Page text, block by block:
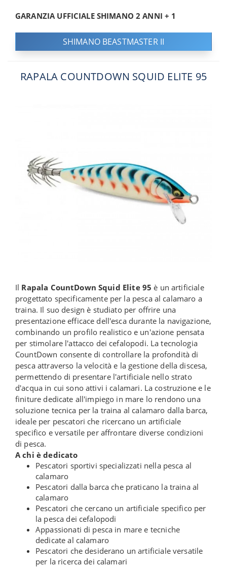
GARANZIA UFFICIALE SHIMANO 2 ANNI + 1
SHIMANO BEASTMASTER II
RAPALA COUNTDOWN SQUID ELITE 95
Il Rapala CountDown Squid Elite 95 è un artificiale
progettato specificamente per la pesca al calamaro a
traina. Il suo design è studiato per offrire una
presentazione efficace dell'esca durante la navigazione,
combinando un profilo realistico e un'azione pensata
per stimolare l'attacco dei cefalopodi. La tecnologia
CountDown consente di controllare la profondità di
pesca attraverso la velocità e la gestione della discesa,
permettendo di presentare l'artificiale nello strato
d'acqua in cui sono attivi i calamari. La costruzione e le
finiture dedicate all'impiego in mare lo rendono una
soluzione tecnica per la traina al calamaro dalla barca,
ideale per pescatori che ricercano un artificiale
specifico e versatile per affrontare diverse condizioni
di pesca.
A chi è dedicato
Pescatori sportivi specializzati nella pesca al
calamaro
Pescatori dalla barca che praticano la traina al
calamaro
Pescatori che cercano un artificiale specifico per
la pesca dei cefalopodi
Appassionati di pesca in mare e tecniche
dedicate al calamaro
Pescatori che desiderano un artificiale versatile
per la ricerca dei calamari